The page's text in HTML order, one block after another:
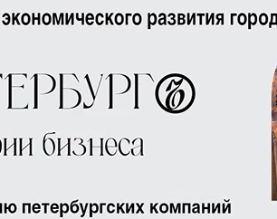
в «Ъ» www.kommersant.ru/ad